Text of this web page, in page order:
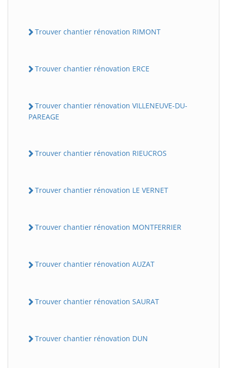
Trouver chantier rénovation RIMONT
Trouver chantier rénovation ERCE
Trouver chantier rénovation VILLENEUVE-DU-
PAREAGE
Trouver chantier rénovation RIEUCROS
Trouver chantier rénovation LE VERNET
Trouver chantier rénovation MONTFERRIER
Trouver chantier rénovation AUZAT
Trouver chantier rénovation SAURAT
Trouver chantier rénovation DUN